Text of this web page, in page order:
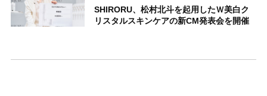
SHIRORU、松村北斗を起用したＷ美白ク
リスタルスキンケアの新CM発表会を開催